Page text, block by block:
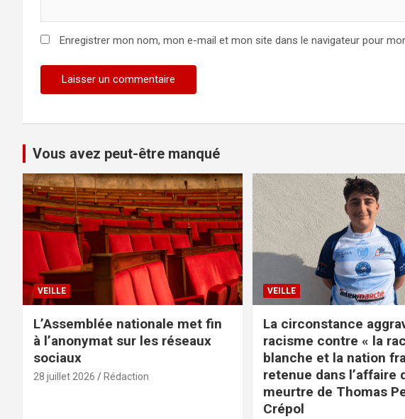
Enregistrer mon nom, mon e-mail et mon site dans le navigateur pour
Vous avez peut-être manqué
VEILLE
L’Assemblée nationale met fin
à l’anonymat sur les réseaux
sociaux
28 juillet 2026 Rédaction
VEILLE
La circonstance
racisme contre « la
blanche et la nation
retenue dans l’affaire
meurtre de Thomas
Crépol